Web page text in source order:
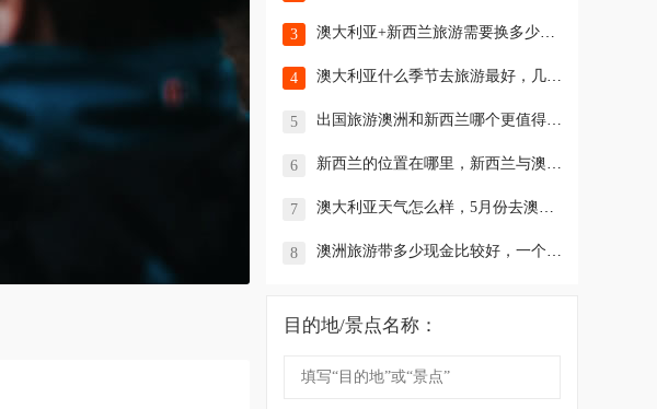
3 澳大利亚+新西兰旅游需要换多少钱？
4 澳大利亚什么季节去旅游最好，几月份去澳大利亚旅游适合？
5 出国旅游澳洲和新西兰哪个更值得去？
6 新西兰的位置在哪里，新西兰与澳大利亚哪个好玩？
7 澳大利亚天气怎么样，5月份去澳洲旅游需要注意什么？
8 澳洲旅游带多少现金比较好，一个人去澳大利亚悉尼旅游！
目的地/景点名称：